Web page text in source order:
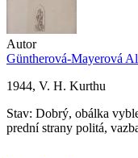
Autor
Güntherová-Mayerová
1944, V. H. Kurthu
Stav: Dobrý, obálka
prední strany politá,